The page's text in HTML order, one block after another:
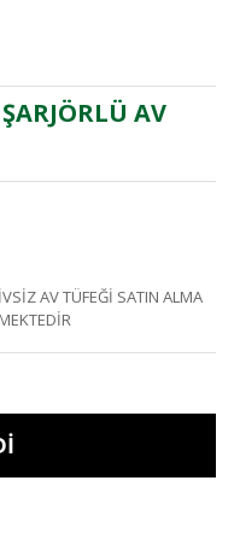
AV
AV TÜFEĞİ SATIN ALMA